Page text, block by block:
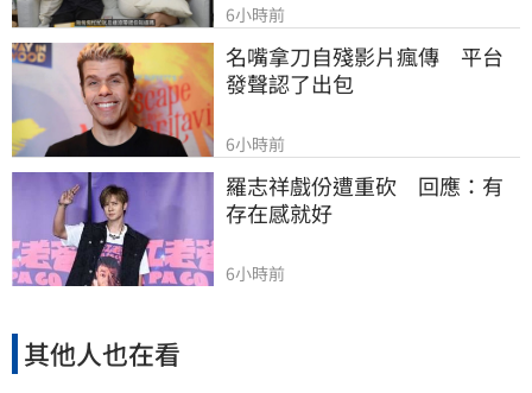
6小時前
名嘴拿刀自殘影片瘋傳　平台
發聲認了出包
6小時前
羅志祥戲份遭重砍　回應：有
存在感就好
6小時前
其他人也在看